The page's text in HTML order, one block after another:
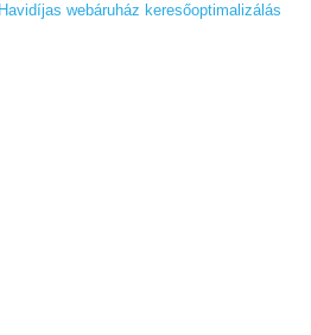
Havidíjas webáruház keresőoptimalizálás